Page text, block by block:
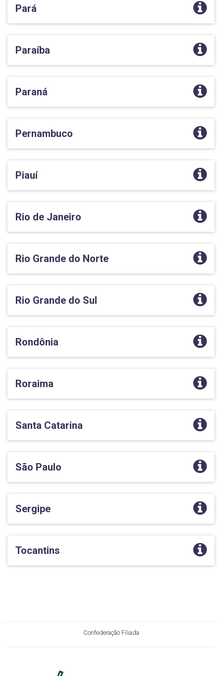
Pará
Paraíba
Paraná
Pernambuco
Piauí
Rio de Janeiro
Rio Grande do Norte
Rio Grande do Sul
Rondônia
Roraima
Santa Catarina
São Paulo
Sergipe
Tocantins
Confederação Filiada